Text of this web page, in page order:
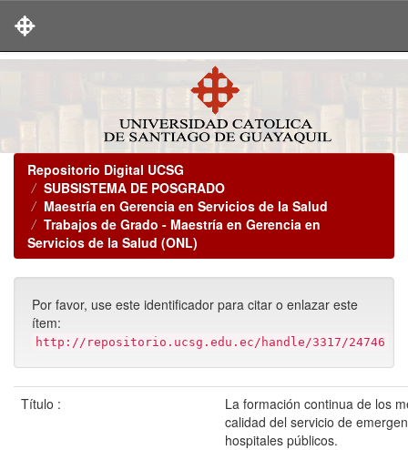
Repositorio Digital UCSG
SUBSISTEMA DE POSGRADO
Maestría en Gerencia en Servicios de la Salud
Trabajos de Grado - Maestría en Gerencia en
Servicios de la Salud (ONL)
Por favor, use este identificador para citar o enlazar este
ítem:
http://repositorio.ucsg.edu.ec/handle/3317/24746
Título :
La formación continua de los
calidad del servicio de
hospitales públicos.